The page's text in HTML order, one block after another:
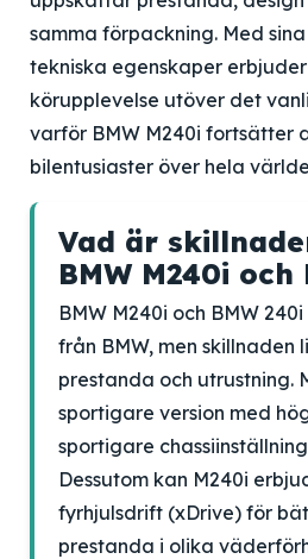
samma förpackning. Med
tekniska egenskaper
körupplevelse utöver det
varför BMW M240i fortsätter
bilentusiaster över hela
Vad är
BMW M240i och
BMW M240i och BMW
från BMW, men skillnaden
prestanda och utrustning.
sportigare version med
sportigare
Dessutom kan M240i
fyrhjulsdrift (xDrive) för
prestanda i olika